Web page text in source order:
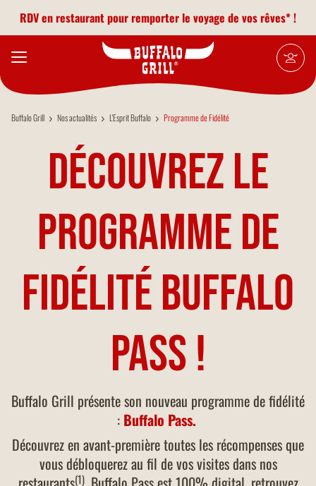
RDV en restaurant pour remporter le voyage de vos rêves* !
Buffalo Grill Nos actualités L'Esprit Buffalo Programme de Fidélité
Découvrez le
programme de
fidélité Buffalo
Pass !
Buffalo Grill présente son nouveau programme de fidélité
: Buffalo Pass.
Découvrez en avant-première toutes les récompenses que
vous débloquerez au fil de vos visites dans nos
(1)